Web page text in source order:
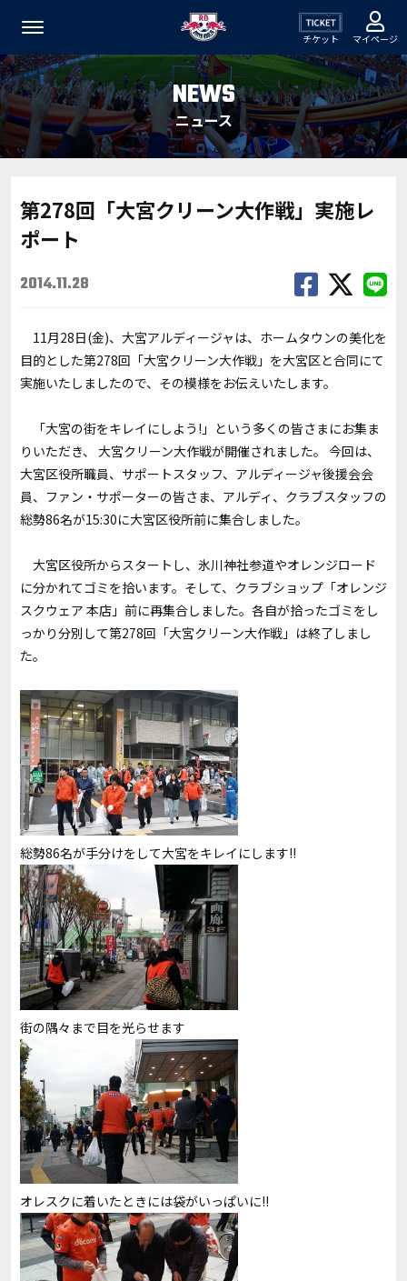
チケット マイページ
NEWS
ニュース
第278回「大宮クリーン大作戦」実施レ
ポート
2014.11.28
11月28日(金)、大宮アルディージャは、ホームタウンの美化を
目的とした第278回「大宮クリーン大作戦」を大宮区と合同にて
実施いたしましたので、その模様をお伝えいたします。
「大宮の街をキレイにしよう!」という多くの皆さまにお集ま
りいただき、 大宮クリーン大作戦が開催されました。 今回は、
大宮区役所職員、サポートスタッフ、アルディージャ後援会会
員、ファン・サポーターの皆さま、アルディ、クラブスタッフの
総勢86名が15:30に大宮区役所前に集合しました。
大宮区役所からスタートし、氷川神社参道やオレンジロード
に分かれてゴミを拾います。そして、クラブショップ「オレンジ
スクウェア 本店」前に再集合しました。各自が拾ったゴミをし
っかり分別して第278回「大宮クリーン大作戦」は終了しまし
た。
総勢86名が手分けをして大宮をキレイにします!!
街の隅々まで目を光らせます
オレスクに着いたときには袋がいっぱいに!!